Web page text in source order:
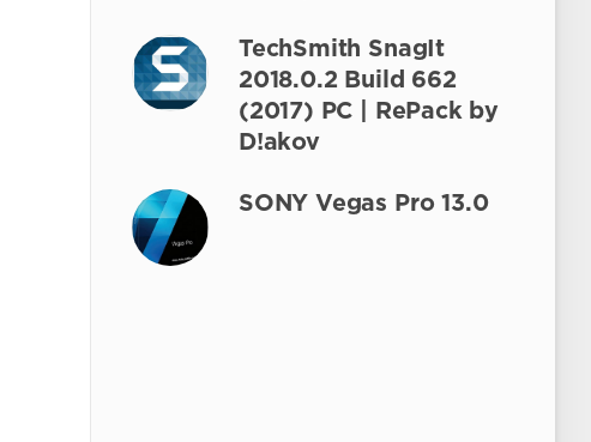
TechSmith SnagIt
2018.0.2 Build 662
(2017) PC | RePack by
D!akov
SONY Vegas Pro 13.0